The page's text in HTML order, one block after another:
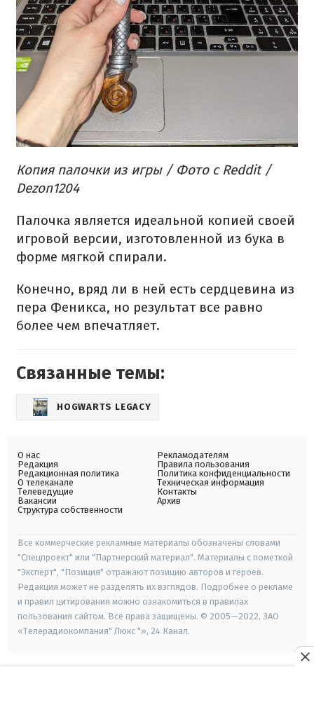
Копия палочки из игры / Фото с Reddit /
Dezon1204
Палочка является идеальной копией своей
игровой версии, изготовленной из бука в
форме мягкой спирали.
Конечно, вряд ли в ней есть сердцевина из
пера Феникса, но результат все равно
более чем впечатляет.
Связанные темы:
HOGWARTS LEGACY
О нас
Редакция
Редакционная политика
О телеканале
Телеведущие
Вакансии
Структура собственности
Рекламодателям
Правила пользования
Политика конфиденциальности
Техническая информация
Контакты
Архив
Все коммерческие рекламные материалы обозначены словами
"Спецпроект" или "Партнерский материал". Материалы с пометкой
"Эксперт", "Позиция" отражают позицию авторов и героев.
Редакция может не разделять их взглядов. Подробнее о рекламе
и правил цитирования можно ознакомиться в правилах
пользования сайтом. Все права защищены. © 2005—2022, ЗАО
«Телерадиокомпания" Люкс "», 24 Канал.